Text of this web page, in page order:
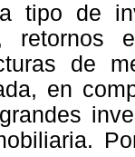
tipo de
retornos
de
en